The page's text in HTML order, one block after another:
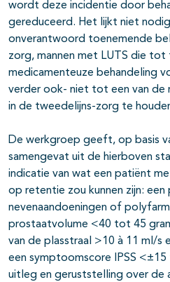
wordt deze incidentie door
gereduceerd. Het lijkt niet
onverantwoord toenemende
zorg, mannen met LUTS die tot
medicamenteuze behandeling
verder ook- niet tot een van de
in de tweedelijns-zorg te
De werkgroep geeft, op basis
samengevat uit de hierboven
indicatie van wat een patiënt
op retentie zou kunnen zijn:
nevenaandoeningen of
prostaatvolume <40 tot 45
van de plasstraal >10 à 11 ml/s
een symptoomscore IPSS <±15
uitleg en geruststelling over de